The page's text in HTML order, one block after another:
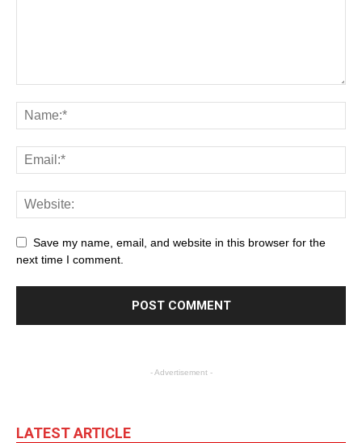
Save my name, email, and website in this browser for the
next time I comment.
- Advertisement -
LATEST ARTICLE